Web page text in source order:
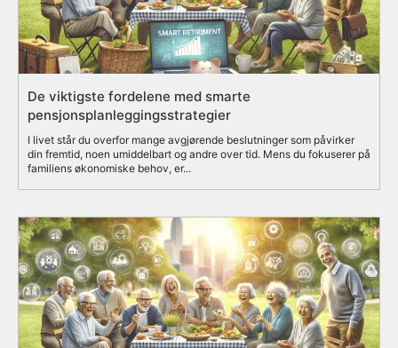
De viktigste fordelene med smarte
pensjonsplanleggingsstrategier
I livet står du overfor mange avgjørende beslutninger som påvirker
din fremtid, noen umiddelbart og andre over tid. Mens du fokuserer på
familiens økonomiske behov, er...